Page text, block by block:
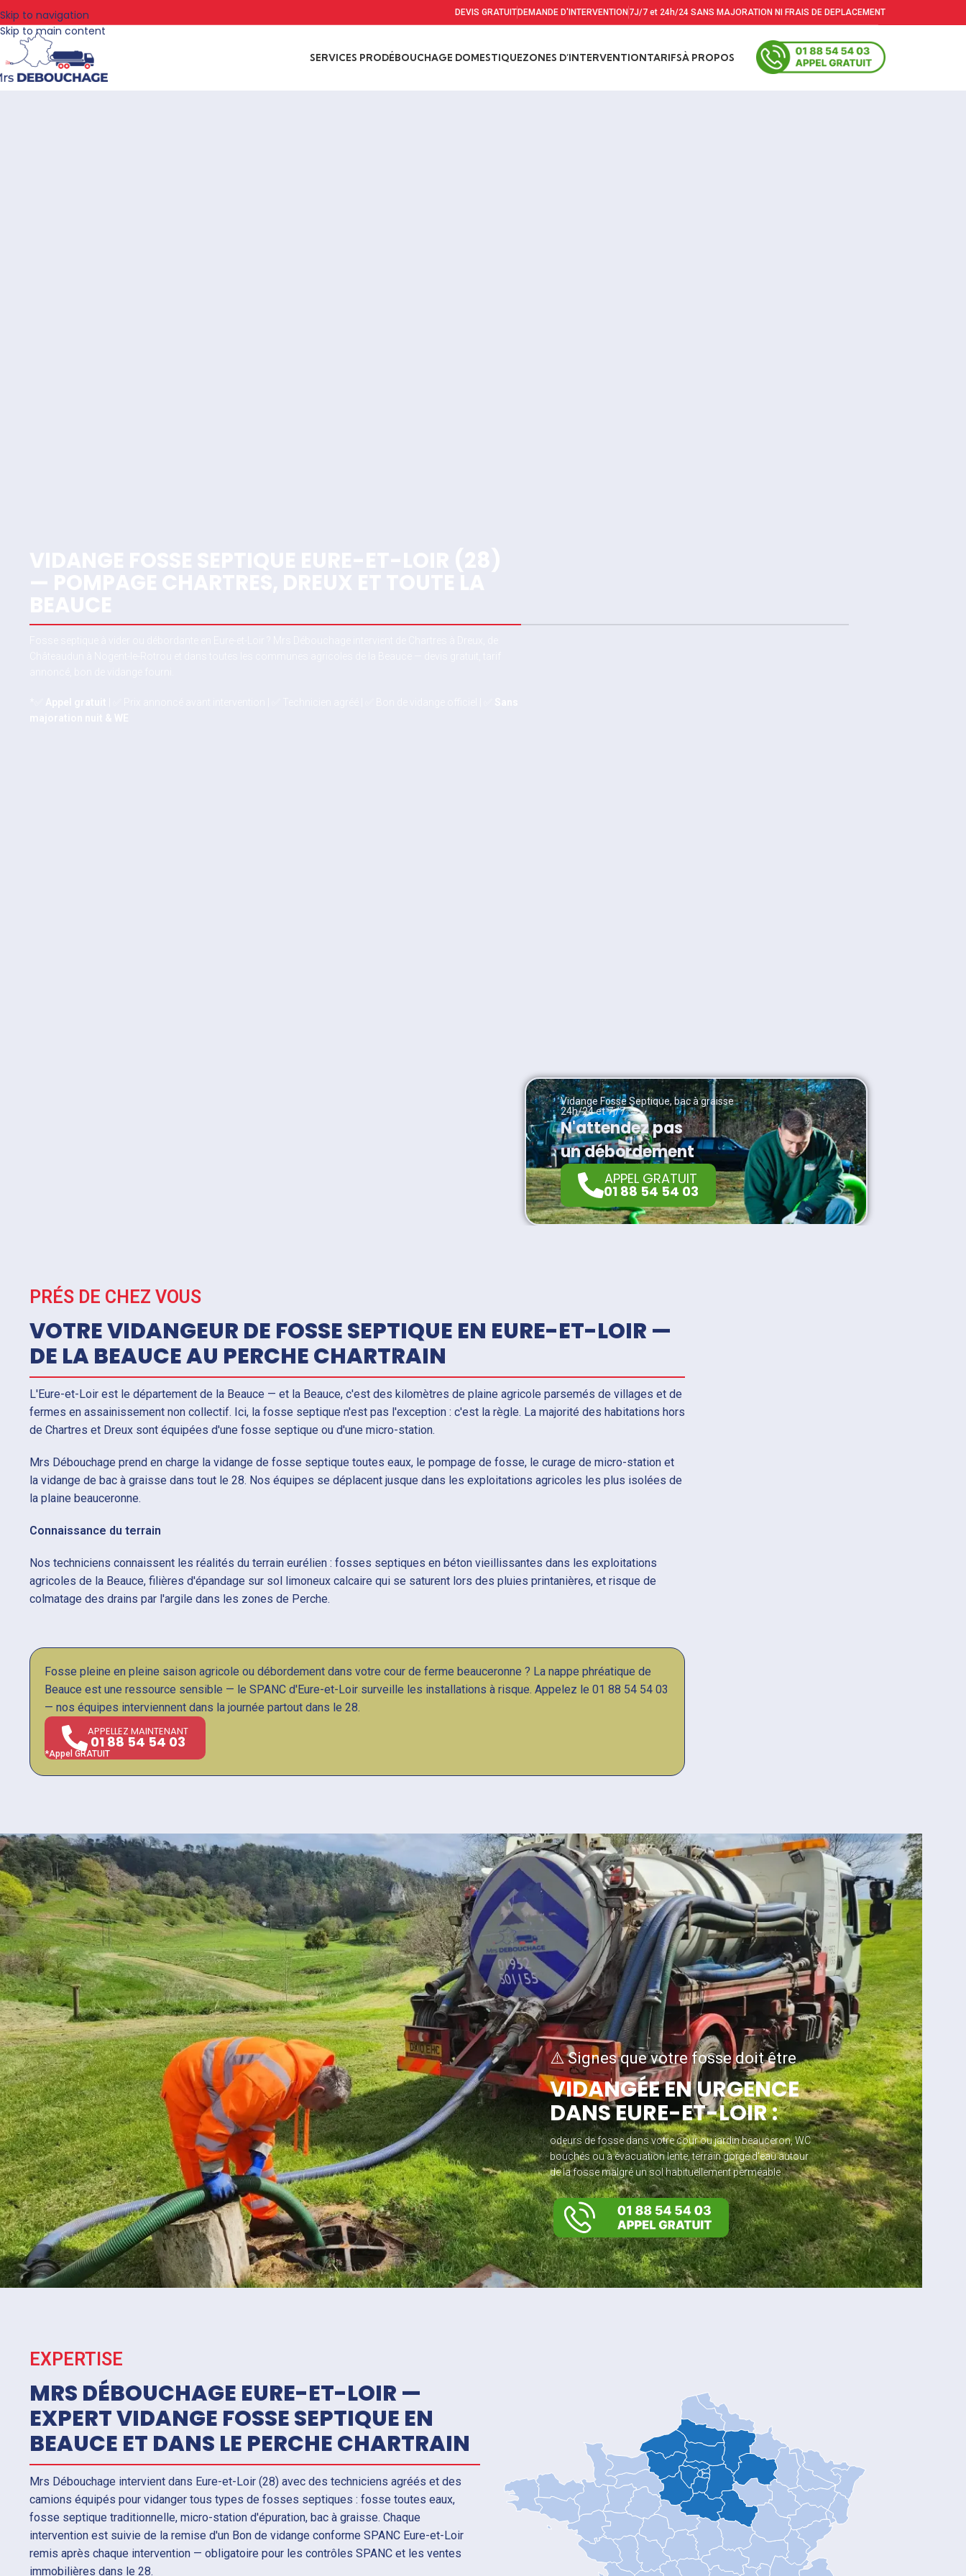
Skip to navigation
Skip to main content
DEVIS GRATUIT DEMANDE D'INTERVENTION 7J/7 et 24h/24 SANS MAJORATION NI FRAIS DE DEPLACEMENT
SERVICES PRODÉBOUCHAGE DOMESTIQUEZONES D’INTERVENTIONTARIFSÀ PROPOS
Vidange Fosse Septique, bac à graisse
24h/24 et 7j/7
N'attendez pas
un débordement
APPEL GRATUIT
01 88 54 54 03
PRÉS DE CHEZ VOUS
VOTRE VIDANGEUR DE FOSSE SEPTIQUE EN EURE-ET-LOIR —
DE LA BEAUCE AU PERCHE CHARTRAIN
L'Eure-et-Loir est le département de la Beauce — et la Beauce, c'est des kilomètres de plaine agricole parsemés de villages et de
fermes en assainissement non collectif. Ici, la fosse septique n'est pas l'exception : c'est la règle. La majorité des habitations hors
de Chartres et Dreux sont équipées d'une fosse septique ou d'une micro-station.
Mrs Débouchage prend en charge la vidange de fosse septique toutes eaux, le pompage de fosse, le curage de micro-station et
la vidange de bac à graisse dans tout le 28. Nos équipes se déplacent jusque dans les exploitations agricoles les plus isolées de
la plaine beauceronne.
Connaissance du terrain
Nos techniciens connaissent les réalités du terrain eurélien : fosses septiques en béton vieillissantes dans les exploitations
agricoles de la Beauce, filières d'épandage sur sol limoneux calcaire qui se saturent lors des pluies printanières, et risque de
colmatage des drains par l'argile dans les zones de Perche.
Fosse pleine en pleine saison agricole ou débordement dans votre cour de ferme beauceronne ? La nappe phréatique de
Beauce est une ressource sensible — le SPANC d'Eure-et-Loir surveille les installations à risque. Appelez le 01 88 54 54 03
— nos équipes interviennent dans la journée partout dans le 28.
APPELLEZ MAINTENANT
01 88 54 54 03
*Appel GRATUIT
⚠️ Signes que votre fosse doit être
VIDANGÉE EN URGENCE
DANS EURE-ET-LOIR :
odeurs de fosse dans votre cour ou jardin beauceron, WC
bouchés ou à évacuation lente, terrain gorgé d'eau autour
de la fosse malgré un sol habituellement perméable
EXPERTISE
MRS DÉBOUCHAGE EURE-ET-LOIR —
EXPERT VIDANGE FOSSE SEPTIQUE EN
BEAUCE ET DANS LE PERCHE CHARTRAIN
Mrs Débouchage intervient dans Eure-et-Loir (28) avec des techniciens agréés et des
camions équipés pour vidanger tous types de fosses septiques : fosse toutes eaux,
fosse septique traditionnelle, micro-station d'épuration, bac à graisse. Chaque
intervention est suivie de la remise d'un Bon de vidange conforme SPANC Eure-et-Loir
remis après chaque intervention — obligatoire pour les contrôles SPANC et les ventes
immobilières dans le 28.